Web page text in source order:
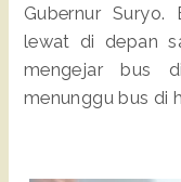
Gubernur
lewat di depan
mengejar bus
menunggu bus di